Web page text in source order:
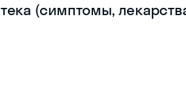
(симптомы,